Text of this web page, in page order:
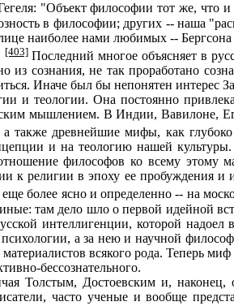
"Объект философии тот же, что и
в философии; других -- наша
наиболее нами любимых --
[403]Последний многое объясняет в
сознания, не так проработано
Иначе был бы непонятен интерес
и теологии. Она постоянно
мышлением. В Индии, Вавилоне,
также древнейшие мифы, как
и на теологию нашей
философов ко всему
религии в эпоху ее пробуждения и
более ясно и определенно -- на
там дело шло о первой идейной
интеллигенции, которой
психологии, а за нею и научной
всякого рода. Теперь
бессознательного.
Толстым, Достоевским и, наконец,
часто ученые и вообще